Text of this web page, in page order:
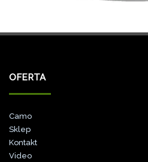
OFERTA
Camo
Sklep
Kontakt
Video